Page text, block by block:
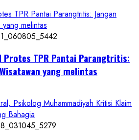
TPR Pantai Parangtritis: Jangan
melintas
Protes TPR Pantai Parangtritis:
yang melintas
Psikolog Muhammadiyah Kritisi Klaim
Bahagia